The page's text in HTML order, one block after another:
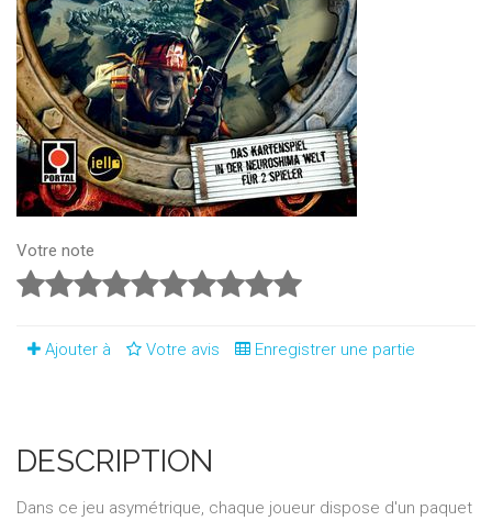
Votre note
Ajouter à Votre avis Enregistrer une partie
DESCRIPTION
Dans ce jeu asymétrique, chaque joueur dispose d'un paquet